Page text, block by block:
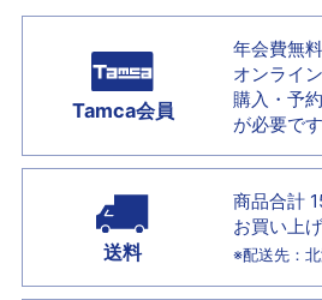
Tamca会員
年会費無料
オンライ
購入・予
が必要です
送料
商品合計
お買い上
※配送先：北